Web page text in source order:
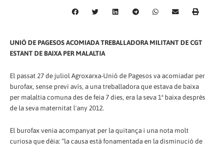
UNIÓ DE PAGESOS ACOMIADA TREBALLADORA MILITANT DE CGT
ESTANT DE BAIXA PER MALALTIA
El passat 27 de juliol Agroxarxa-Unió de Pagesos va acomiadar per
burofax, sense previ avís, a una treballadora que estava de baixa
per malaltia comuna des de feia 7 dies, era la seva 1ª baixa després
de la seva maternitat l'any 2012.
El burofax venia acompanyat per la quitança i una nota molt
curiosa que dèia: “la causa està fonamentada en la disminució de